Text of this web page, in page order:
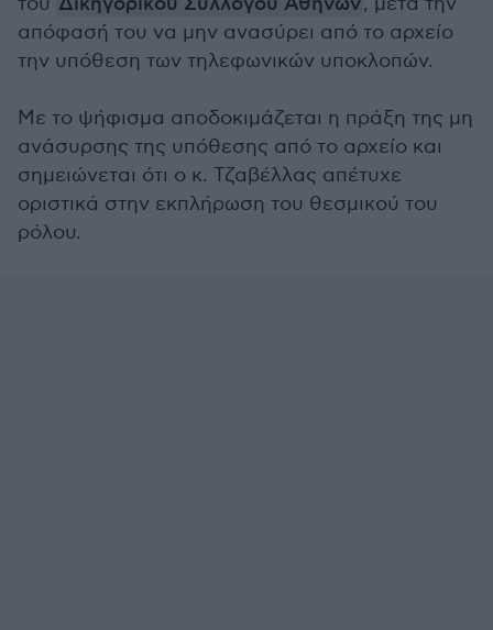
απόφασή του να μην ανασύρει από το αρχείο
την υπόθεση των τηλεφωνικών υποκλοπών.
Με το ψήφισμα αποδοκιμάζεται η πράξη της μη
ανάσυρσης της υπόθεσης από το αρχείο και
σημειώνεται ότι ο κ. Τζαβέλλας απέτυχε
οριστικά στην εκπλήρωση του θεσμικού του
ρόλου.